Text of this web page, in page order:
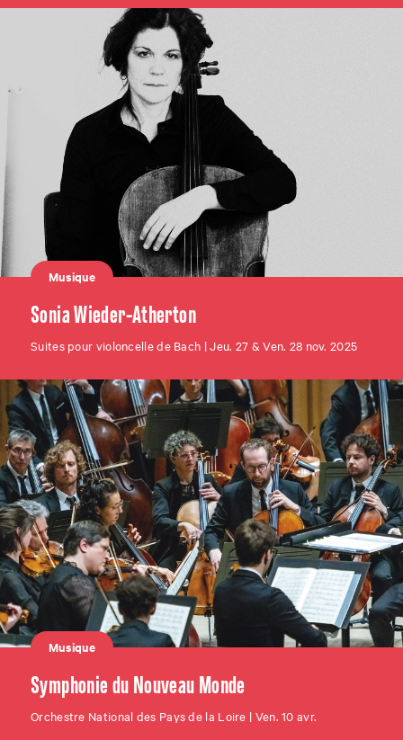
Musique
Sonia Wieder-Atherton
Suites pour violoncelle de Bach | Jeu. 27 & Ven. 28 nov. 2025
Musique
Symphonie du Nouveau Monde
Orchestre National des Pays de la Loire | Ven. 10 avr.